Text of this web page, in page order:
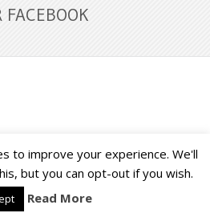
Back to Top ↑
to improve your experience. We'll
but you can opt-out if you wish.
Read More
English ( Anglais)